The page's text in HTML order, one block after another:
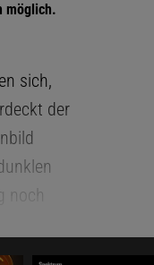
möglich.
sich,
der
noch